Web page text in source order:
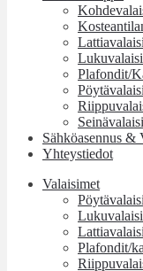
Plafondit/
Sähköasennus &
Yhteystiedot
Valaisimet
Plafondit/